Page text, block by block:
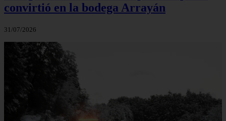
convirtió en la bodega Arrayán
31/07/2026